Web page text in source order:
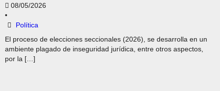
08/05/2026
•
Política
El proceso de elecciones seccionales (2026), se desarrolla en un
ambiente plagado de inseguridad jurídica, entre otros aspectos,
por la […]